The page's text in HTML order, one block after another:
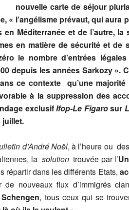
nouvelle carte de séjour
« l’angélisme prévaut, qui aura
Méditerranée et de l’autre,
en matière de sécurité et de
le nombre d’entrées
depuis les années Sarkozy ».
ce contexte qu’une majorité
à la suppression des
exclusifIfop-Le Figarosur
juillet.
d’André Noël, à l’heure ou
la solutiontrouvée par l’
répartir dans les différents Etats,
nouveaux flux d’immigrés
, tous ceux qui se